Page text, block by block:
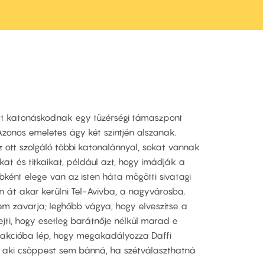
katonáskodnak egy tüzérségi támaszpont
emeletes ágy két szintjén alszanak.
ott szolgáló többi katonalánnyal, sokat vannak
és titkaikat, például azt, hogy imádják a
elege van az isten háta mögötti sivatagi
át akar kerülni Tel-Avivba, a nagyvárosba.
zavarja; leghőbb vágya, hogy elveszítse a
hogy esetleg barátnője nélkül marad e
lép, hogy megakadályozza Daffi
csöppest sem bánná, ha szétválaszthatná